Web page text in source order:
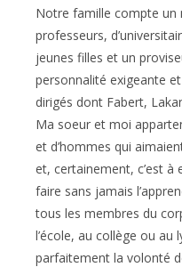
Notre famille compte un
professeurs,
jeunes filles et un
personnalité exigeante
dirigés dont Fabert,
Ma soeur et moi
et d’hommes qui
et, certainement, c’est à
faire sans jamais
tous les membres du
l’école, au collège ou au
parfaitement la volonté